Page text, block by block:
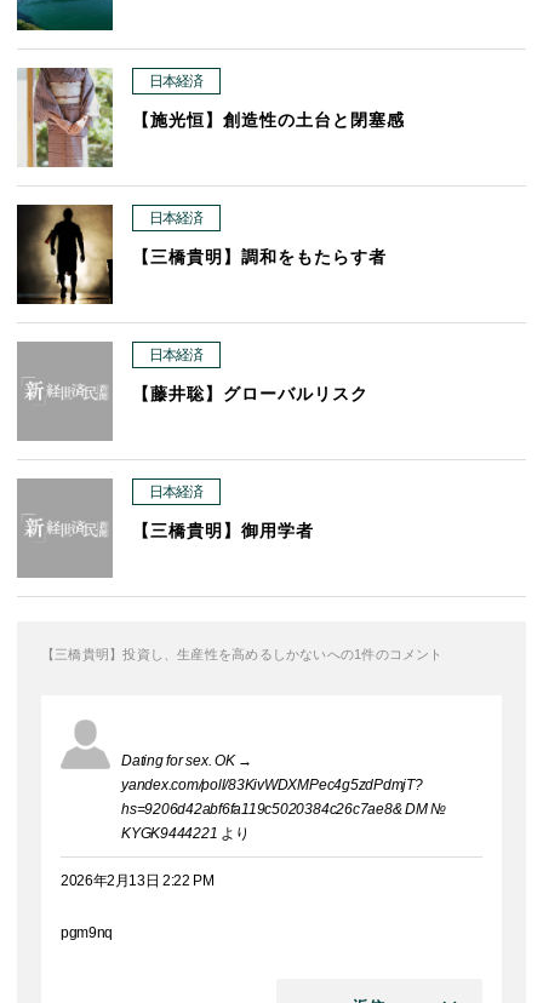
日本経済
【施光恒】創造性の土台と閉塞感
日本経済
【三橋貴明】調和をもたらす者
日本経済
【藤井聡】グローバルリスク
日本経済
【三橋貴明】御用学者
【三橋貴明】投資し、生産性を高めるしかないへの1件のコメント
Dating for sex. OK →
yandex.com/poll/83KivWDXMPec4g5zdPdmjT?
hs=9206d42abf6fa119c5020384c26c7ae8& DM №
KYGK9444221 より
2026年2月13日 2:22 PM
pgm9nq